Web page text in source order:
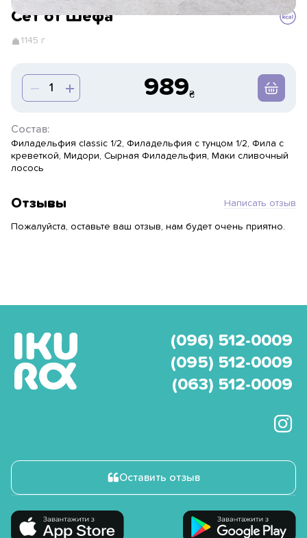
Сет от Шефа
1145 г
989
Состав:
Филадельфия classic 1/2, Филадельфия с тунцом 1/2, Фила с
креветкой, Мидори, Сырная Филадельфия, Маки сливочный
лосось
Отзывы Написать отзыв
Пожалуйста, оставьте ваш отзыв, нам будет очень приятно.
(096) 512-0009
(095) 512-0009
(063) 512-0009
Оставить отзыв